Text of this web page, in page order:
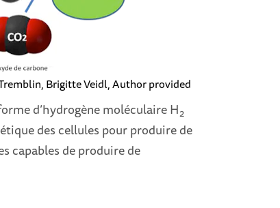
Brigitte Veidl,Author provided
d’hydrogène moléculaire H2
des cellules pour produire de
capables de produire de